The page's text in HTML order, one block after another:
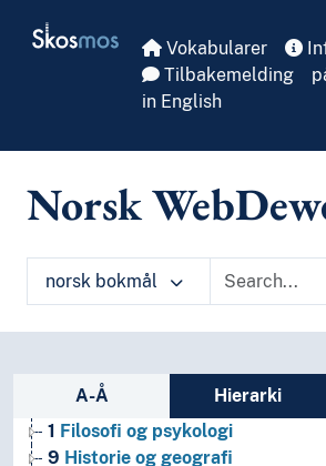
Skosmos Vokabularer
Tilbakemelding
in English
Norsk
norsk bokmål
Sidefelt: navigér i
A-Å Hierarki
1 Filosofi og psykologi
9 Historie og geografi